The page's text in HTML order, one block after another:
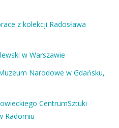
z kolekcji Radosława
w Warszawie
Narodowe w Gdańsku,
CentrumSztuki
Radomiu